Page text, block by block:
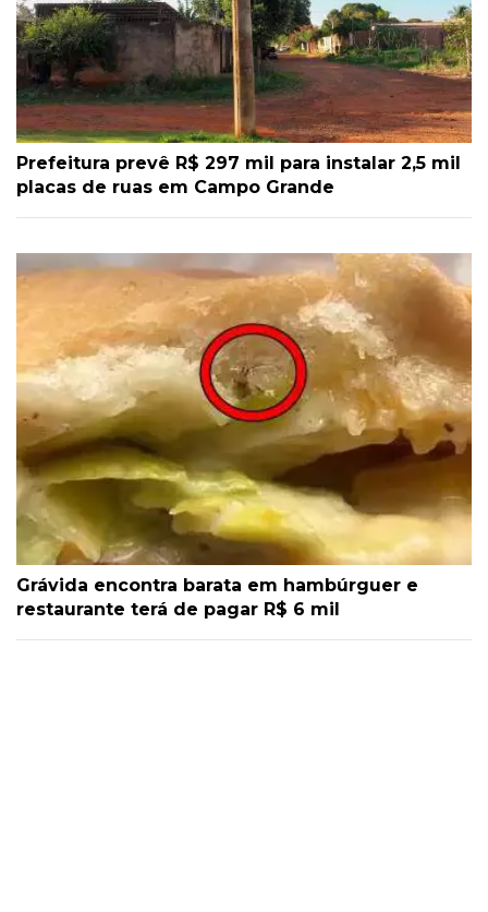
Prefeitura prevê R$ 297 mil para instalar 2,5 mil
placas de ruas em Campo Grande
Grávida encontra barata em hambúrguer e
restaurante terá de pagar R$ 6 mil